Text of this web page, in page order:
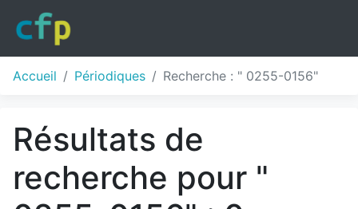
Accueil Périodiques Recherche : " 0255-0156"
Résultats de
recherche pour "